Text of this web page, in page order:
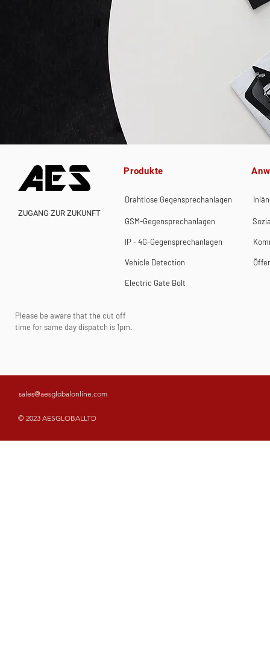
Produkte
Drahtlose Gegensprechanlagen
ZUGANG ZUR ZUKUNFT
GSM-Gegensprechanlagen
IP - 4G-Gegensprechanlagen
Vehicle Detection
Electric Gate Bolt
Please be aware that the cut off
time for same day dispatch is 1pm.
sales@aesglobalonline.com
© 2023 AESGLOBALLTD